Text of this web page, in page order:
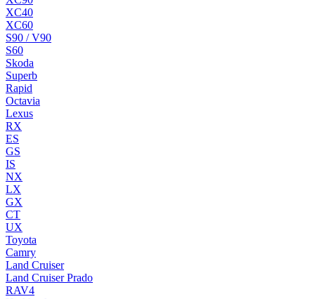
XC40
XC60
S90 / V90
S60
Skoda
Superb
Rapid
Octavia
Lexus
RX
ES
GS
IS
NX
LX
GX
CT
UX
Toyota
Camry
Land Cruiser
Land Cruiser Prado
RAV4